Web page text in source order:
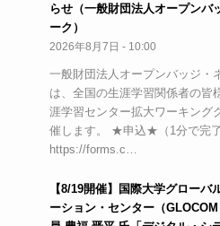
らせ（一般財団法人オープンバ
ーク）
2026年8月7日 - 10:00
一般財団法人オープンバッジ・
は、全国の生涯学習関係者の皆
涯学習センター拡大ワーキング
催します。 ★申込★（1分で完了
https://forms.c…
【8/19開催】国際大学グローバ
ーション・センター（